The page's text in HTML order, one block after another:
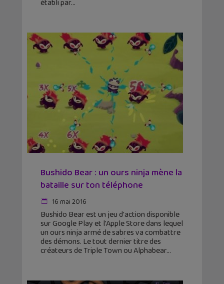
établi par
Bushido Bear : un ours ninja mène la
bataille sur ton téléphone
16 mai 2016
Bushido Bear est un jeu d'action disponible
sur Google Play et l'Apple Store dans lequel
un ours ninja armé de sabres va combattre
des démons. Le tout dernier titre des
créateurs de Triple Town ou Alphabear